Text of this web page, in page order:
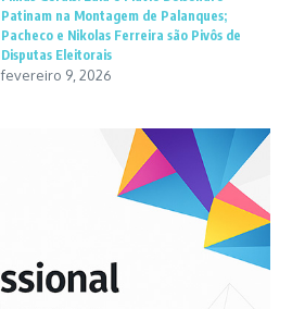
Patinam na Montagem de Palanques;
Pacheco e Nikolas Ferreira são Pivôs de
Disputas Eleitorais
fevereiro 9, 2026